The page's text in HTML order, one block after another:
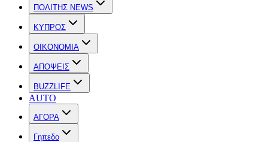
ΠΟΛΙΤΗΣ NEWS
ΚΥΠΡΟΣ
OIKONOMIA
ΑΠΟΨΕΙΣ
BUZZLIFE
AUTO
ΑΓΟΡΑ
Γηπεδο